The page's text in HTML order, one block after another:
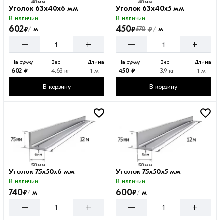
Уголок 63х40х6 мм
В наличии
602₽/ м
– +
На сумму
602 ₽
Вес
4.63 кг
Длина
1 м
В корзину
Уголок 63х40х5 мм
В наличии
450₽570 ₽/м
– +
На сумму
450 ₽
Вес
3.9 кг
Длина
1 м
В корзину
Уголок 75х50х6 мм
В наличии
740₽/ м
– +
Уголок 75х50х5 мм
В наличии
600₽/м
– +